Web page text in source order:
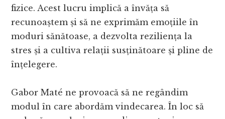
fizice. Acest lucru implică a învăța să
recunoaștem și să ne exprimăm emoțiile în
moduri sănătoase, a dezvolta reziliența la
stres și a cultiva relații susținătoare și pline de
înțelegere.
Gabor Maté ne provoacă să ne regândim
modul în care abordăm vindecarea. În loc să